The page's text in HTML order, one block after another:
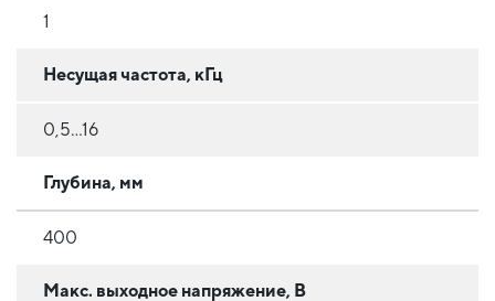
1
Несущая частота, кГц
0,5...16
Глубина, мм
400
Макс. выходное напряжение, В